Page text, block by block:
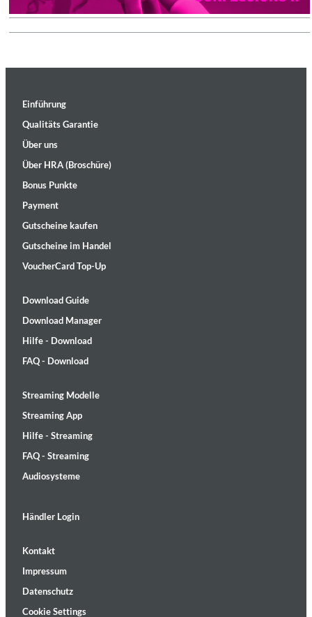
Einführung
Qualitäts Garantie
Über uns
Über HRA (Broschüre)
Bonus Punkte
Payment
Gutscheine kaufen
Gutscheine im Handel
VoucherCard Top-Up
Download Guide
Download Manager
Hilfe - Download
FAQ - Download
Streaming Modelle
Streaming App
Hilfe - Streaming
FAQ - Streaming
Audiosysteme
Händler Login
Kontakt
Impressum
Datenschutz
Cookie Settings